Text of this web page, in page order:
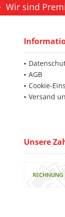
Wir sind
AGB
Cookie-
Versand
Unsere